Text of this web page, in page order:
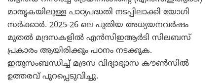
മാതൃകയിലുള്ള പാഠ്യപദ്ധതി നടപ്പിലാക്കി യോഗി
സർക്കാർ. 2025-26 ലെ പുതിയ അധ്യയനവർഷം
മുതൽ മദ്രസകളിൽ എൻസിഇആർടി സിലബസ്
പ്രകാരം ആയിരിക്കും പഠനം നടക്കുക.
ഇതുസംബന്ധിച്ച് മദ്രസ വിദ്യാഭ്യാസ കൗൺസിൽ
ഉത്തരവ് പുറപ്പെടുവിച്ചു.